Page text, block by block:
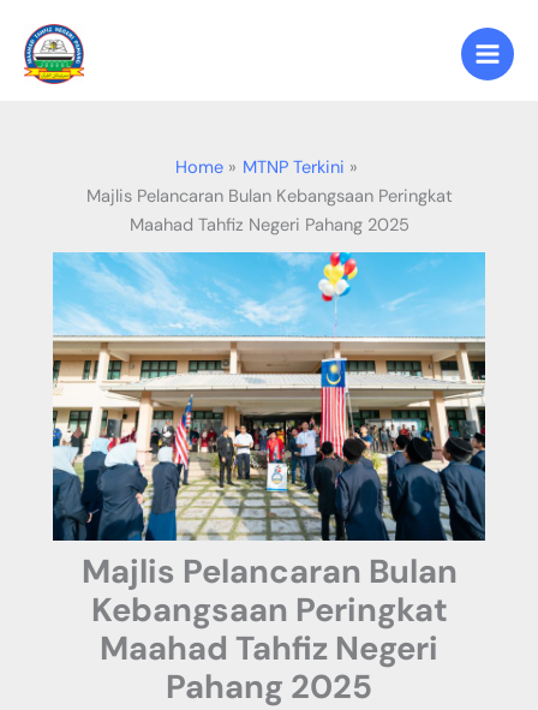
content
Home
MTNP Terkini
Majlis Pelancaran Bulan Kebangsaan Peringkat
Maahad Tahfiz Negeri Pahang 2025
Majlis Pelancaran Bulan
Kebangsaan Peringkat
Maahad Tahfiz Negeri
Pahang 2025